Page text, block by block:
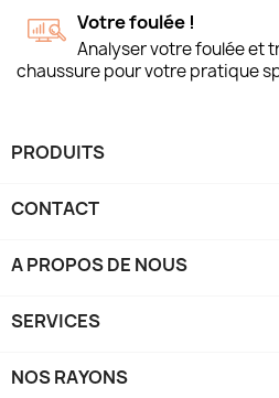
Votre foulée !
Analyser votre foulée et
chaussure pour votre pratique
PRODUITS
CONTACT
A PROPOS DE NOUS
SERVICES
NOS RAYONS